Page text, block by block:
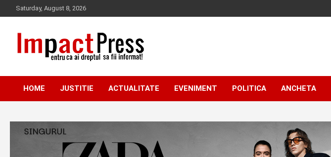
to
Saturday, August 8, 2026
IMPACTPRESS
HOME JUSTITIE ACTUALITATE EVENIMENT POLITICA ANCHETA